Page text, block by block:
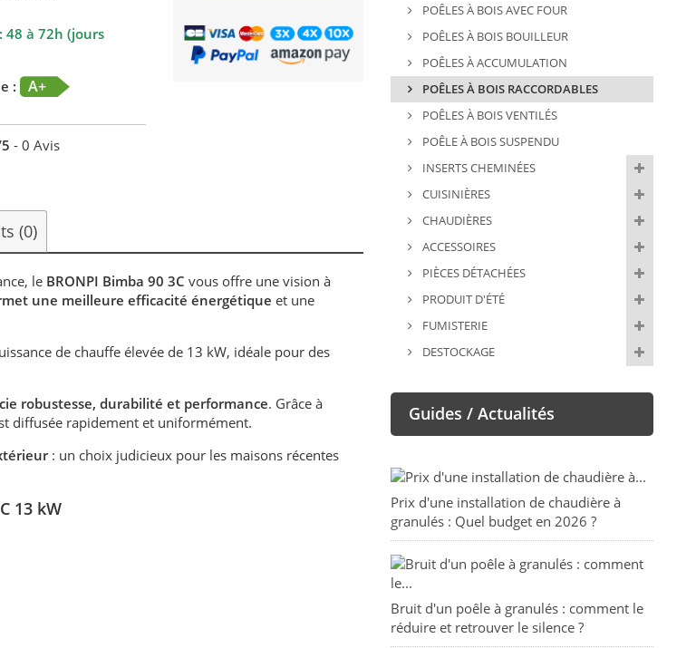
48 à 72h (jours
:
A+
5 - 0 Avis
(0)
le BRONPI Bimba 90 3C vous offre une vision à
une meilleure efficacité énergétique et une
de chauffe élevée de 13 kW, idéale pour des
robustesse, durabilité et performance. Grâce à
diffusée rapidement et uniformément.
: un choix judicieux pour les maisons récentes
13 kW
POÊLES À BOIS AVEC FOUR
POÊLES À BOIS BOUILLEUR
POÊLES À ACCUMULATION
POÊLES À BOIS RACCORDABLES
POÊLES À BOIS VENTILÉS
POÊLE À BOIS SUSPENDU
INSERTS CHEMINÉES
CUISINIÈRES
CHAUDIÈRES
ACCESSOIRES
PIÈCES DÉTACHÉES
PRODUIT D'ÉTÉ
FUMISTERIE
DESTOCKAGE
Guides / Actualités
Prix d'une installation de chaudière à
granulés : Quel budget en 2026 ?
Bruit d'un poêle à granulés : comment le
réduire et retrouver le silence ?